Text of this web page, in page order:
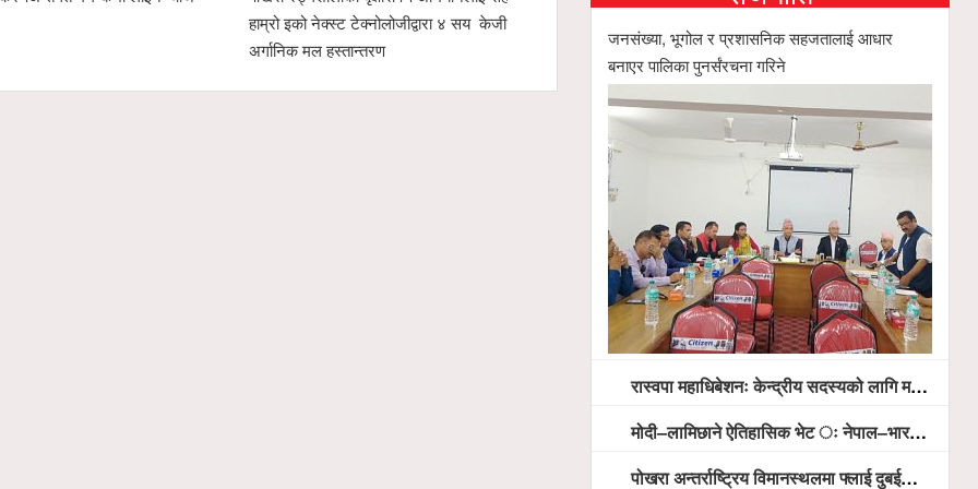
हाम्रो इको नेक्स्ट टेक्नोलोजीद्वारा ४ सय केजी
अर्गानिक मल हस्तान्तरण
चार उम्मेदवारको सम्भावना
जनसंख्या, भूगोल र प्रशासनिक सहजतालाई आधार
बनाएर पालिका पुनर्संरचना गरिने
रास्वपा महाधिबेशनः केन्द्रीय सदस्यको लागि मतदान सम्पन्न,
मोदी–लामिछाने ऐतिहासिक भेट ः नेपाल–भारत सम्बन्धलाई नयाँ उचाइमा पु¥याउने साझा प्रतिबद्धता
पोखरा अन्तर्राष्ट्रिय विमानस्थलमा फ्लाई दुबईको बढ्दो चासो, ६ घण्टा लामो प्राविधिक निरीक्षणपछि दैनिक उडानको ढोका खुल्दै